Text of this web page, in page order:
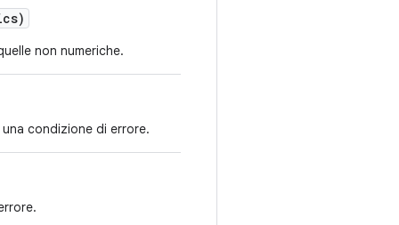
non numeriche.
condizione di errore.